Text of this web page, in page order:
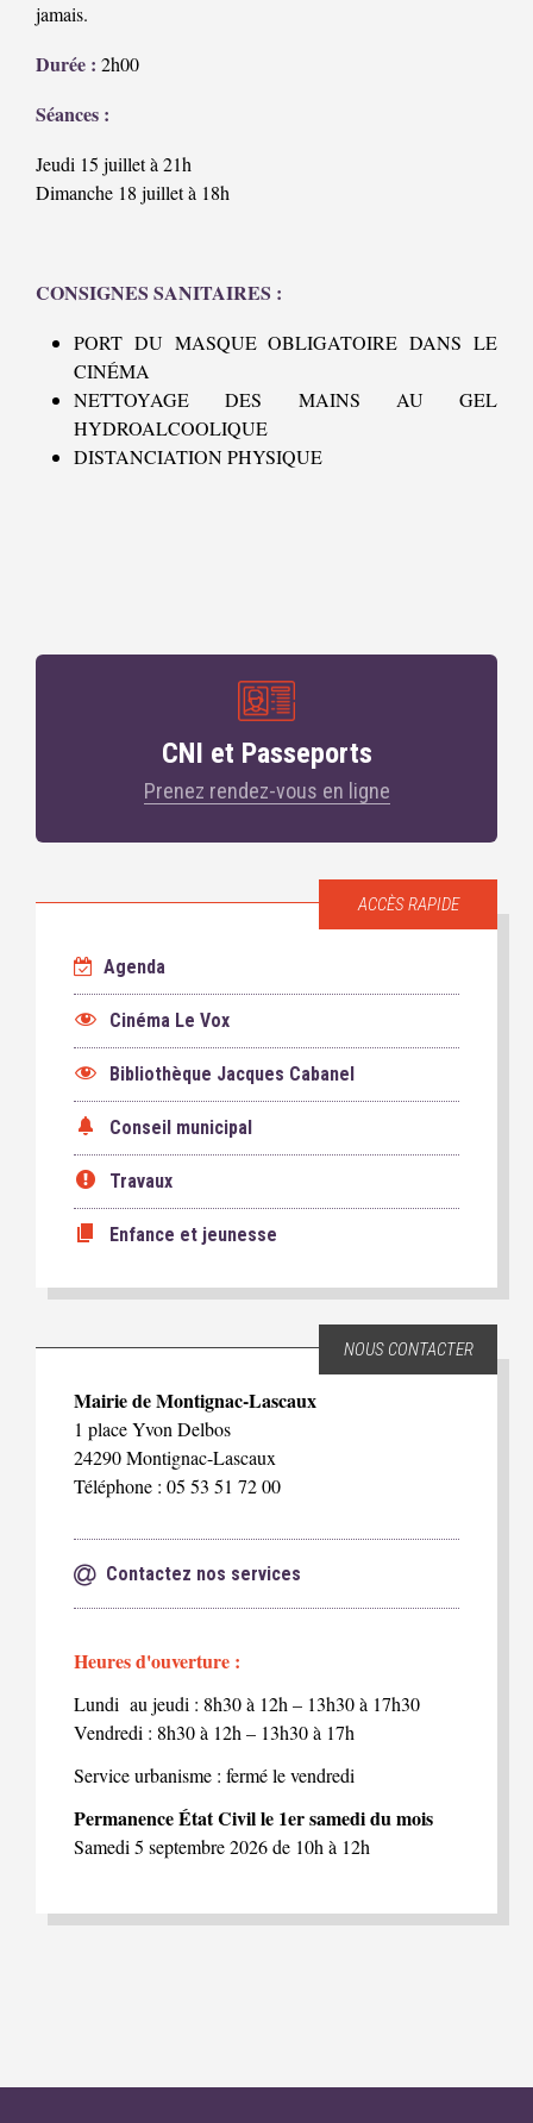
jamais.
Durée : 2h00
Séances :
Jeudi 15 juillet à 21h
Dimanche 18 juillet à 18h
CONSIGNES SANITAIRES :
PORT DU MASQUE OBLIGATOIRE DANS LE
CINÉMA
NETTOYAGE DES MAINS AU GEL
HYDROALCOOLIQUE
DISTANCIATION PHYSIQUE
CNI et Passeports
Prenez rendez-vous en ligne
ACCÈS RAPIDE
Agenda
Cinéma Le Vox
Bibliothèque Jacques Cabanel
Conseil municipal
Travaux
Enfance et jeunesse
NOUS CONTACTER
Mairie de Montignac-Lascaux
1 place Yvon Delbos
24290 Montignac-Lascaux
Téléphone : 05 53 51 72 00
Contactez nos services
Heures d'ouverture :
Lundi au jeudi : 8h30 à 12h – 13h30 à 17h30
Vendredi : 8h30 à 12h – 13h30 à 17h
Service urbanisme : fermé le vendredi
Permanence État Civil le 1er samedi du mois
Samedi 5 septembre 2026 de 10h à 12h